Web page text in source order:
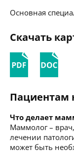
Основная
Скачать
Пациентам
Что делает
Маммолог –
лечении
может быть